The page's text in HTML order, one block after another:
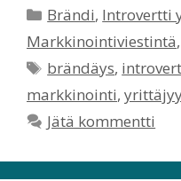
Kategoriat
Brändi, Introvertti
Markkinointiviestintä,
Avainsanat
brändäys,
markkinointi,
Jätä kommentti